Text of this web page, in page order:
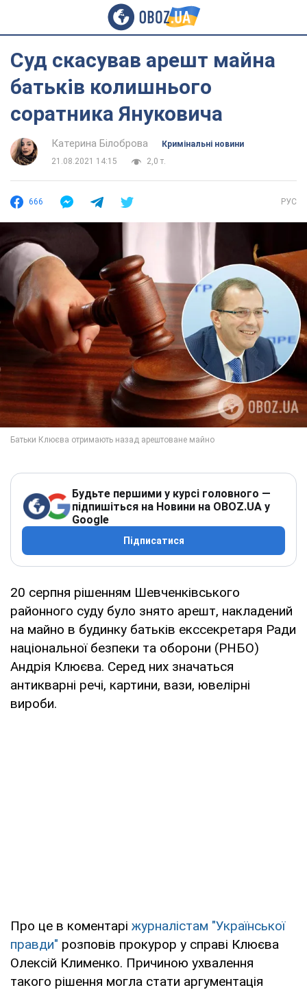
Суд скасував арешт майна
батьків колишнього
соратника Януковича
Катерина Білоброва
Кримінальні новини
21.08.2021 14:15
2,0 т.
666 РУС
Будьте першими у курсі головного —
підпишіться на Новини на OBOZ.UA у
Google
Підписатися
20 серпня рішенням Шевченківського
районного суду було знято арешт, накладений
на майно в будинку батьків екссекретаря Ради
національної безпеки та оборони (РНБО)
Андрія Клюєва. Серед них значаться
антикварні речі, картини, вази, ювелірні
вироби.
Про це в коментарі журналістам "Української
правди" розповів прокурор у справі Клюєва
Олексій Клименко. Причиною ухвалення
такого рішення могла стати аргументація